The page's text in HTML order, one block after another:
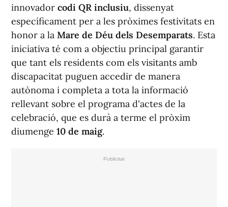
innovador codi QR inclusiu, dissenyat
específicament per a les pròximes festivitats en
honor a la Mare de Déu dels Desemparats. Esta
iniciativa té com a objectiu principal garantir
que tant els residents com els visitants amb
discapacitat puguen accedir de manera
autònoma i completa a tota la informació
rellevant sobre el programa d'actes de la
celebració, que es durà a terme el pròxim
diumenge 10 de maig.